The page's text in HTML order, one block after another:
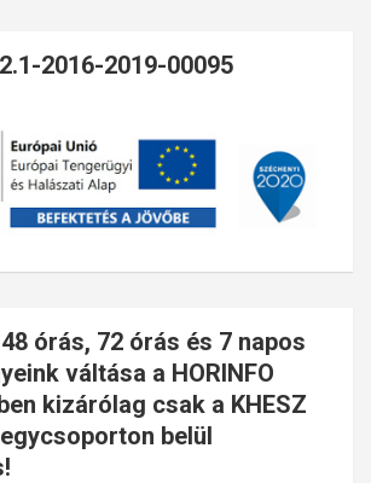
2016-2019-00095
órás, 72 órás és 7 napos
váltása a HORINFO
kizárólag csak a KHESZ
belül